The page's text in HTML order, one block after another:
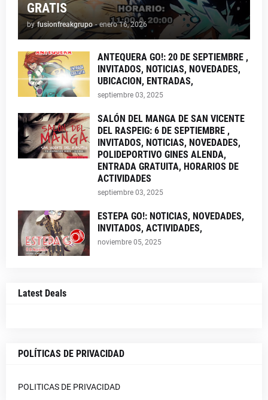
GRATIS
by fusionfreakgrupo - enero 16, 2026
ANTEQUERA GO!: 20 DE SEPTIEMBRE ,
INVITADOS, NOTICIAS, NOVEDADES,
UBICACION, ENTRADAS,
septiembre 03, 2025
SALÓN DEL MANGA DE SAN VICENTE
DEL RASPEIG: 6 DE SEPTIEMBRE ,
INVITADOS, NOTICIAS, NOVEDADES,
POLIDEPORTIVO GINES ALENDA,
ENTRADA GRATUITA, HORARIOS DE
ACTIVIDADES
septiembre 03, 2025
ESTEPA GO!: NOTICIAS, NOVEDADES,
INVITADOS, ACTIVIDADES,
noviembre 05, 2025
Latest Deals
POLÍTICAS DE PRIVACIDAD
POLITICAS DE PRIVACIDAD